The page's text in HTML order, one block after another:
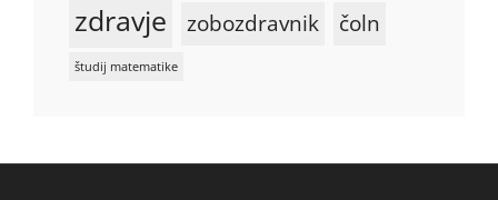
zdravje zobozdravnik čoln
študij matematike